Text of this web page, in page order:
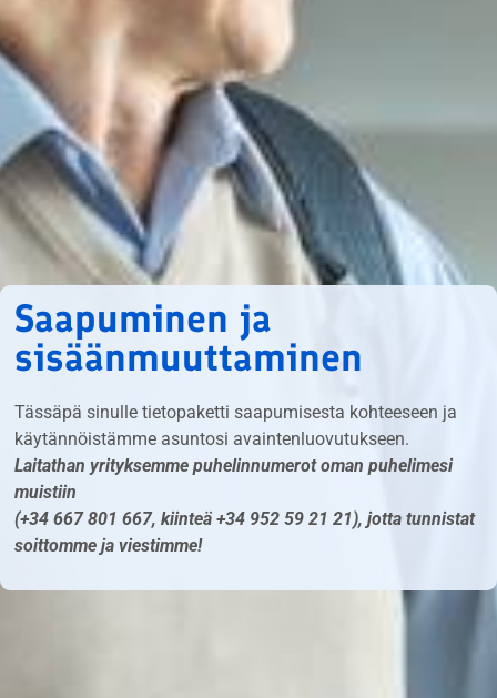
Saapuminen ja
sisäänmuuttaminen
Tässäpä sinulle tietopaketti saapumisesta kohteeseen ja
käytännöistämme asuntosi avaintenluovutukseen.
Laitathan yrityksemme puhelinnumerot oman puhelimesi
muistiin
(+34 667 801 667, kiinteä +34 952 59 21 21), jotta tunnistat
soittomme ja viestimme!